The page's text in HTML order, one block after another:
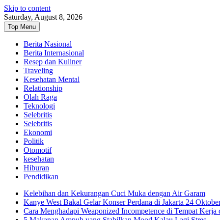
Skip to content
Saturday, August 8, 2026
Top Menu
Berita Nasional
Berita Internasional
Resep dan Kuliner
Traveling
Kesehatan Mental
Relationship
Olah Raga
Teknologi
Selebritis
Selebritis
Ekonomi
Politik
Otomotif
kesehatan
Hiburan
Pendidikan
Kelebihan dan Kekurangan Cuci Muka dengan Air Garam
Kanye West Bakal Gelar Konser Perdana di Jakarta 24
Cara Menghadapi Weaponized Incompetence di Tempat Kerja